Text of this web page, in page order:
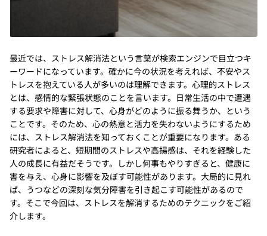
最近では、ストレス解消法という言葉が検索エンジンで目立つキ
ーワードになっています。確かに今の状況を考えれば、不安やス
トレスを抱えている人が多いのは理解できます。心理的ストレス
とは、感情的な緊張状態のことを言います。日常生活の中で遭遇
する要求や障害に対して、心身がどのように振る舞うか、という
ことです。そのため、心の熱意と活力を失わないようにするため
には、ストレス解消法を知っておくことが重要になります。ある
研究者によると、短期間のストレスや高揚感は、それを経験した
人の成長に有益だそうです。しかし何事もやりすぎると、健康に
害を与え、心身に影響を及ぼす可能性があります。大局的に見れ
ば、うつなどの深刻な気分障害を引き起こす可能性があるので
す。そこで今回は、ストレスを解消するためのテクニックをご紹
介します。